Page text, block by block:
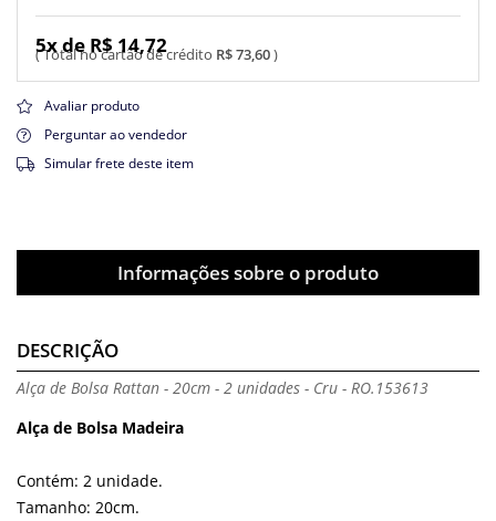
R$ 73,60
5x de R$ 14,72
Avaliar produto
Perguntar ao vendedor
Simular frete deste item
Informações sobre o produto
DESCRIÇÃO
Alça de Bolsa Rattan - 20cm - 2 unidades - Cru - RO.153613
Alça de Bolsa Madeira
Contém: 2 unidade.
Tamanho: 20cm.